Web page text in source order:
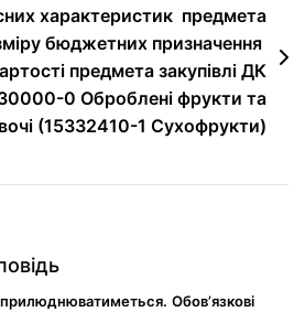
характеристик предмета
бюджетних призначення
предмета закупівлі ДК
0 Оброблені фрукти та
(15332410-1 Сухофрукти)
Обов’язкові